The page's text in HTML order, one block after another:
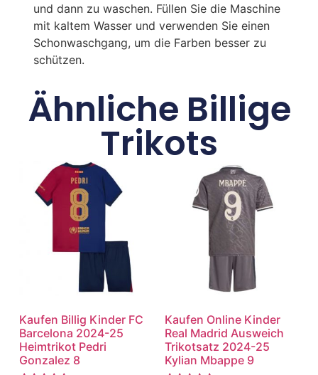
und dann zu waschen. Füllen Sie die Maschine
mit kaltem Wasser und verwenden Sie einen
Schonwaschgang, um die Farben besser zu
schützen.
Ähnliche Billige
Trikots
Kaufen Billig Kinder FC
Barcelona 2024-25
Heimtrikot Pedri
Gonzalez 8
Kaufen Online Kinder
Real Madrid Ausweich
Trikotsatz 2024-25
Kylian Mbappe 9